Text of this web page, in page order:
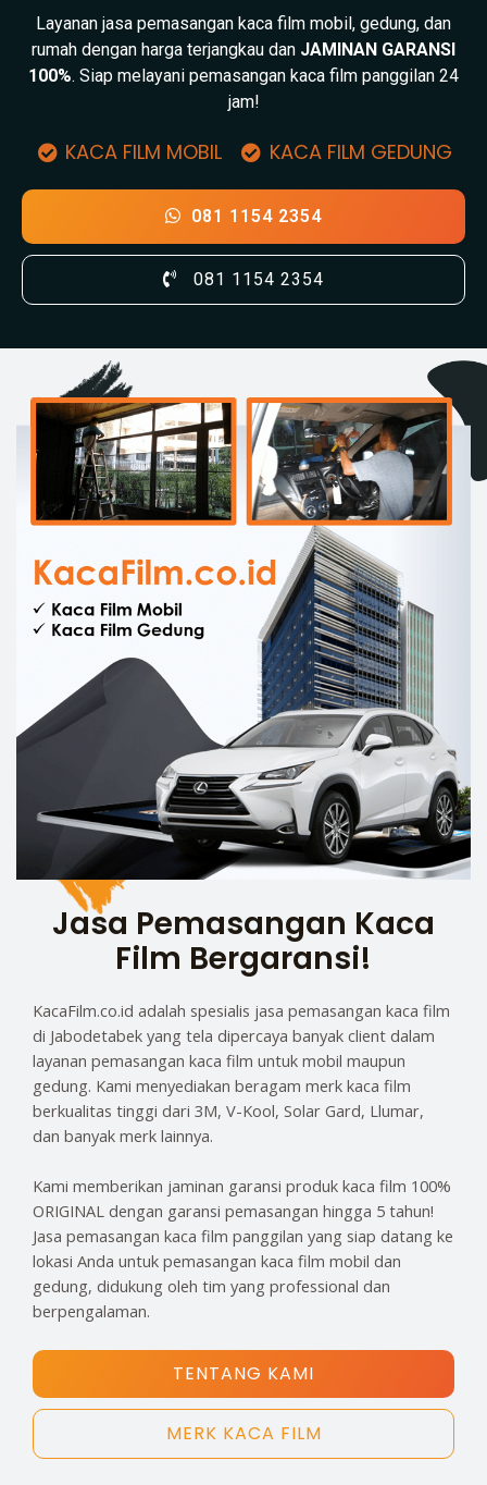
Layanan jasa pemasangan kaca film mobil, gedung, dan
rumah dengan harga terjangkau dan JAMINAN GARANSI
100%. Siap melayani pemasangan kaca film panggilan 24
jam!
KACA FILM MOBIL KACA FILM GEDUNG
081 1154 2354
081 1154 2354
Jasa Pemasangan Kaca
Film Bergaransi!
KacaFilm.co.id adalah spesialis jasa pemasangan kaca film
di Jabodetabek yang tela dipercaya banyak client dalam
layanan pemasangan kaca film untuk mobil maupun
gedung. Kami menyediakan beragam merk kaca film
berkualitas tinggi dari 3M, V-Kool, Solar Gard, Llumar,
dan banyak merk lainnya.
Kami memberikan jaminan garansi produk kaca film 100%
ORIGINAL dengan garansi pemasangan hingga 5 tahun!
Jasa pemasangan kaca film panggilan yang siap datang ke
lokasi Anda untuk pemasangan kaca film mobil dan
gedung, didukung oleh tim yang professional dan
berpengalaman.
TENTANG KAMI
MERK KACA FILM